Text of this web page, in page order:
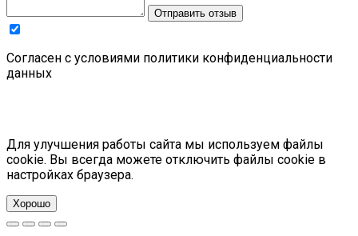
Отправить отзыв
Cогласен с условиями политики конфиденциальности
данных
Для улучшения работы сайта мы используем файлы
cookie. Вы всегда можете отключить файлы cookie в
настройках браузера.
Хорошо